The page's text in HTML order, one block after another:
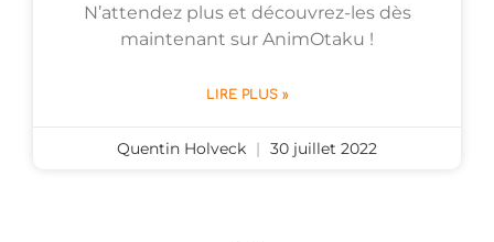
N’attendez plus et découvrez-les dès
maintenant sur AnimOtaku !
LIRE PLUS »
Quentin Holveck 30 juillet 2022